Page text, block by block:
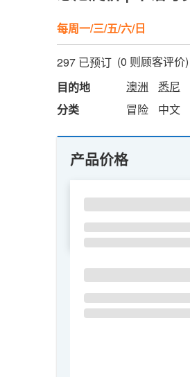
每周一/三/五/六/日
297 已预订 (0 则顾客评价)
目的地
澳洲
悉尼
分类
冒险 中文
产品价格
SU MO